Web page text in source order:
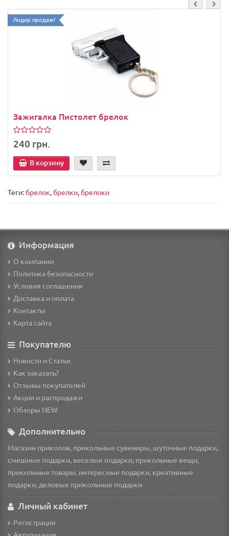
Лидер продаж!
Зажигалка Пистолет брелок
240 грн.
В корзину
Теги: брелок, брелки, брелоки
Информация
О компании
Политика безопасности
Условия соглашения
Доставка и оплата
Контакты
Карта сайта
Покупателю
Новости и Статьи
Как заказать?
Отзывы покупателей
Акции и распродажи
Обзоры NEW
Дополнительно
Магазин приколов, прикольные сувениры, шуточные подарки,
смешные подарки, веселые подарки, прикольные вещи,
прикольные товары, интересные подарки, креативные
подарки, деловые прикольные подарки
Личный кабинет
Регистрация